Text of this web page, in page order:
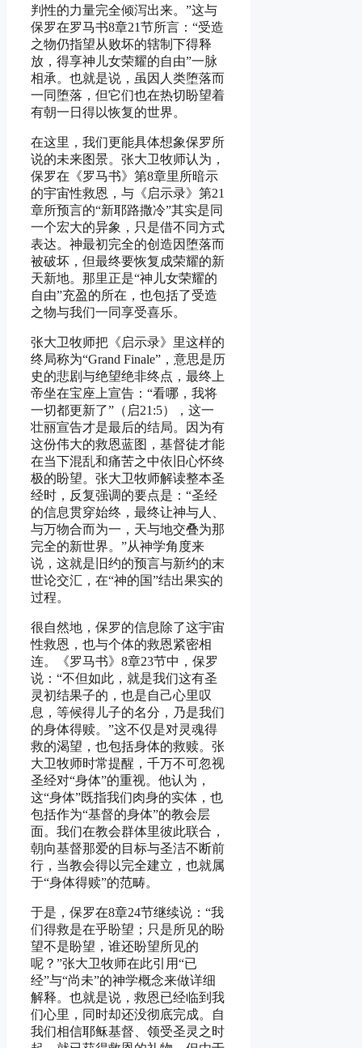
判性的力量完全倾泻出来。”这与
保罗在罗马书8章21节所言：“受造
之物仍指望从败坏的辖制下得释
放，得享神儿女荣耀的自由”一脉
相承。也就是说，虽因人类堕落而
一同堕落，但它们也在热切盼望着
有朝一日得以恢复的世界。
在这里，我们更能具体想象保罗所
说的未来图景。张大卫牧师认为，
保罗在《罗马书》第8章里所暗示
的宇宙性救恩，与《启示录》第21
章所预言的“新耶路撒冷”其实是同
一个宏大的异象，只是借不同方式
表达。神最初完全的创造因堕落而
被破坏，但最终要恢复成荣耀的新
天新地。那里正是“神儿女荣耀的
自由”充盈的所在，也包括了受造
之物与我们一同享受喜乐。
张大卫牧师把《启示录》里这样的
终局称为“Grand Finale”，意思是历
史的悲剧与绝望绝非终点，最终上
帝坐在宝座上宣告：“看哪，我将
一切都更新了”（启21:5），这一
壮丽宣告才是最后的结局。因为有
这份伟大的救恩蓝图，基督徒才能
在当下混乱和痛苦之中依旧心怀终
极的盼望。张大卫牧师解读整本圣
经时，反复强调的要点是：“圣经
的信息贯穿始终，最终让神与人、
与万物合而为一，天与地交叠为那
完全的新世界。”从神学角度来
说，这就是旧约的预言与新约的末
世论交汇，在“神的国”结出果实的
过程。
很自然地，保罗的信息除了这宇宙
性救恩，也与个体的救恩紧密相
连。《罗马书》8章23节中，保罗
说：“不但如此，就是我们这有圣
灵初结果子的，也是自己心里叹
息，等候得儿子的名分，乃是我们
的身体得赎。”这不仅是对灵魂得
救的渴望，也包括身体的救赎。张
大卫牧师时常提醒，千万不可忽视
圣经对“身体”的重视。他认为，
这“身体”既指我们肉身的实体，也
包括作为“基督的身体”的教会层
面。我们在教会群体里彼此联合，
朝向基督那爱的目标与圣洁不断前
行，当教会得以完全建立，也就属
于“身体得赎”的范畴。
于是，保罗在8章24节继续说：“我
们得救是在乎盼望；只是所见的盼
望不是盼望，谁还盼望所见的
呢？”张大卫牧师在此引用“已
经”与“尚未”的神学概念来做详细
解释。也就是说，救恩已经临到我
们心里，同时却还没彻底完成。自
我们相信耶稣基督、领受圣灵之时